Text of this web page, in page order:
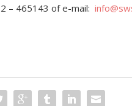
– 465143 of e-mail: